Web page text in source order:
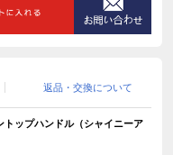
返品・交換について
ップハンドル（シャイニーア